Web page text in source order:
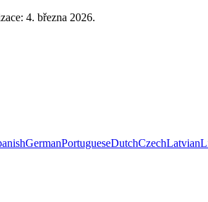
4. března 2026.
GermanPortugueseDutchCzechLatvian